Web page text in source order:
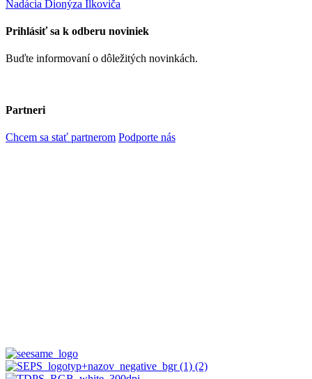
Nadácia Dionýza Ilkoviča
Prihlásiť sa k odberu noviniek
Buďte informovaní o dôležitých novinkách.
Partneri
Chcem sa stať partnerom Podporte nás
© 2024 Nadácia Dionýza Ilkoviča
Cookies